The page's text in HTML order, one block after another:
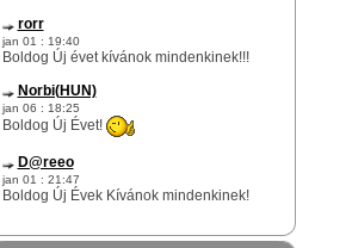
rorr
jan 01 : 19:40
Boldog Új évet kívánok mindenkinek!!!
Norbi(HUN)
jan 06 : 18:25
Boldog Új Évet!
D@reeo
jan 01 : 21:47
Boldog Új Évek Kívánok mindenkinek!